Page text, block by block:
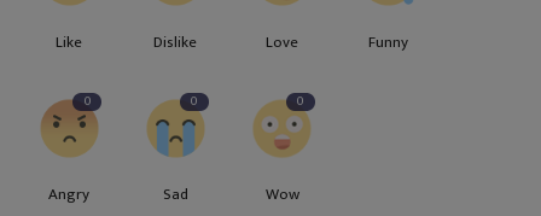
Like Dislike Love Funny
0
Angry
0
Sad
0
Wow